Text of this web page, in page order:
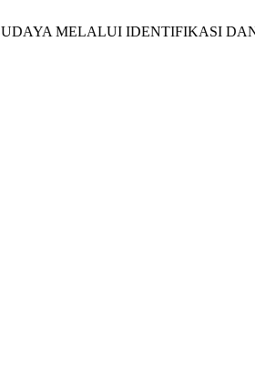
MELALUI IDENTIFIKASI